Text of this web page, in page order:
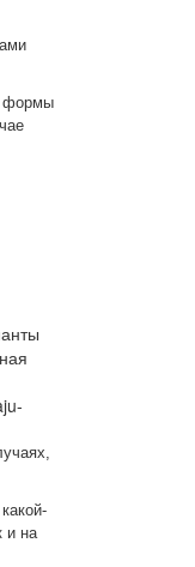
формы
и на